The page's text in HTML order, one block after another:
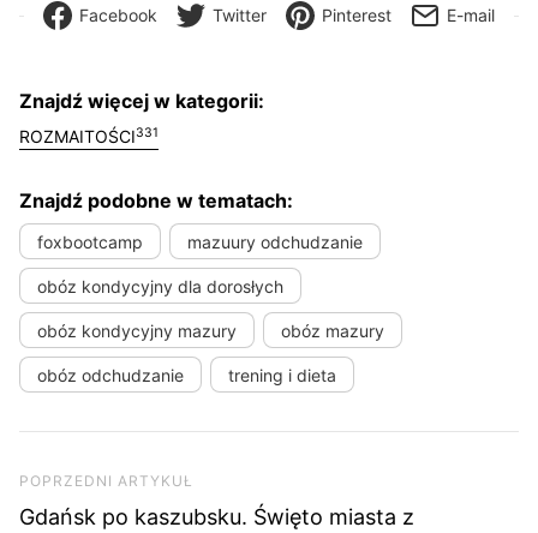
Facebook Twitter Pinterest E-mail
Znajdź więcej w kategorii:
ROZMAITOŚCI331
Znajdź podobne w tematach:
foxbootcamp mazuury odchudzanie
obóz kondycyjny dla dorosłych
obóz kondycyjny mazury obóz mazury
obóz odchudzanie trening i dieta
Poprzedni artykuł
POPRZEDNI ARTYKUŁ
Gdańsk po kaszubsku. Święto miasta z